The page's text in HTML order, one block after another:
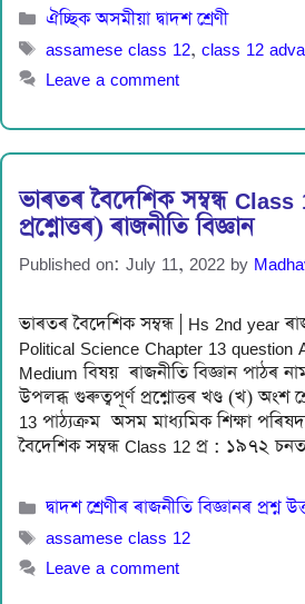
Categories
ঐচ্ছিক অসমীয়া দ্বাদশ শ্ৰেণী
Tags
assamese class 12, class 12
Leave a comment
ভাৰতৰ বৈদেশিক সম্বন্ধ Class
প্ৰশ্নোত্তৰ) ৰাজনীতি বিজ্ঞান
Published on: July 11, 2022 by
ভাৰতৰ বৈদেশিক সম্বন্ধ | Hs 2nd year
Political Science Chapter 13 question
Medium বিষয় ৰাজনীতি বিজ্ঞান পাঠৰ
উপলব্ধ গুৰুত্বপূৰ্ণ প্ৰশ্নোত্তৰ খণ্ড (খ) অংশ
13 পাঠ্যক্ৰম অসম মাধ্যমিক শিক্ষা
বৈদেশিক সম্বন্ধ Class 12 প্র : ১৯৭২
Categories
দ্বাদশ শ্ৰেণীৰ ৰাজনীতি বিজ্ঞানৰ প্ৰশ্ন
Tags
assamese class 12
Leave a comment